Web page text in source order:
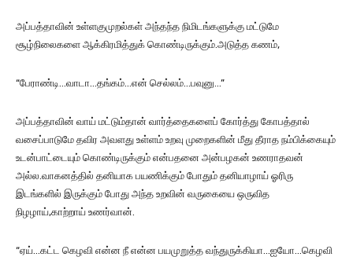
அப்பத்தாவின் உள்ளகுமுறல்கள் அந்தந்த நிமிடங்களுக்கு மட்டுமே
சூழ்நிலைகளை ஆக்கிரமித்துக் கொண்டிருக்கும்.அடுத்த கணம்,
“பேராண்டி…வாடா…தங்கம்…என் செல்லம்…பவுனு…”
அப்பத்தாவின் வாய் மட்டும்தான் வார்த்தைகளைப் கோர்த்து கோபத்தால்
வசைப்பாடுமே தவிர அவளது உள்ளம்‌ உறவு முறைகளின் மீது தீராத நம்பிக்கையும்
உடன்பாட்டையும் கொண்டிருக்கும் என்பதனை அன்பழகன் உணராதவன்
அல்ல.வாகனத்தில் தனியாக பயணிக்கும் போதும் தனியாழாய் ஓரிரு
இடங்களில் இருக்கும் போது அந்த உறவின் வருகையை ஒருவித
நிழழாய்,காற்றாய் உணர்வான்.
“ஏய்…கட்ட கெழவி என்ன நீ என்ன பயமுறுத்த வந்துருக்கியா…ஐயோ…கெழவி